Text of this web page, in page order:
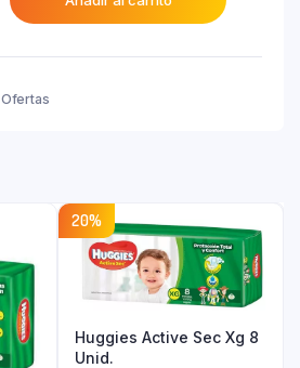
₲ 82.300.
Ofertas
20%
Huggies Active Sec Xg 8
Unid.